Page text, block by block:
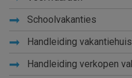
Schoolvakanties
Handleiding
Handleiding verkopen